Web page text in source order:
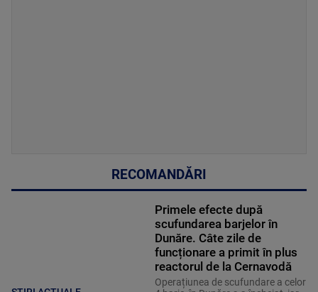
RECOMANDĂRI
Primele efecte după
scufundarea barjelor în
Dunăre. Câte zile de
funcționare a primit în plus
reactorul de la Cernavodă
Operațiunea de scufundare a celor